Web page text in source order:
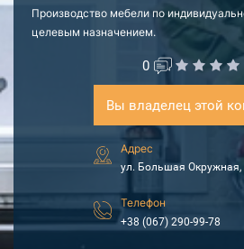
Производство мебели по
целевым назначением.
0
Вы владелец этой
Адрес
ул. Большая Окружная,
Телефон
+38 (067) 290-99-78